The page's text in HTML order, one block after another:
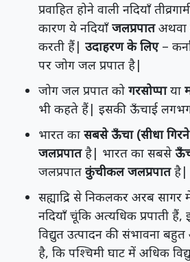
प्रवाहित होने वाली नदियाँ
कारण ये नदियाँजलप्रपातअथवा
करती हैं| उदाहरण के लिए–
पर जोग जल प्रपात है|
जोग जल प्रपात को गरसोप्पाया
भी कहते हैं| इसकी ऊँचाई
भारत का सबसे ऊँचा (सीधा गिरने
जलप्रपातहै| भारत का सबसे
जलप्रपात कुंचीकल जलप्रपातहै|
सह्याद्रि से निकलकर अरब सागर
नदियाँ चूंकि अत्यधिक प्रपाती
विद्युत उत्पादन की संभावना
है, कि पश्चिमी घाट में अधिक